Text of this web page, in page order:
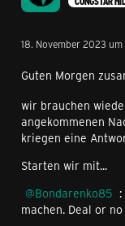
18. November 2023
Guten Morgen
wir brauchen
angekommenen
kriegen eine
Starten wir mit...
Bondarenko85
machen. Deal or